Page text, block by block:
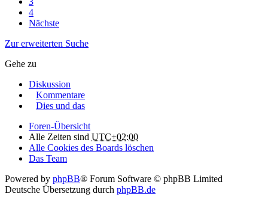
4
Nächste
Zur erweiterten Suche
Gehe zu
Diskussion
Kommentare
Dies und das
Foren-Übersicht
Alle Zeiten sind UTC+02:00
Alle Cookies des Boards löschen
Das Team
Powered by phpBB® Forum Software © phpBB Limited
Deutsche Übersetzung durch phpBB.de